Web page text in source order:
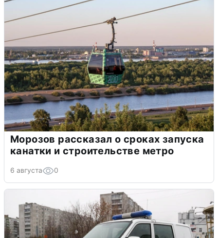
Морозов рассказал о сроках запуска
канатки и строительстве метро
6 августа 0